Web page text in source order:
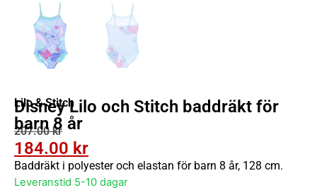
Lilo & Stitch
Disney Lilo och Stitch baddräkt för
barn 8 år
207.00kr
184.00 kr
Baddräkt i polyester och elastan för barn 8 år, 128 cm.
Leveranstid 5-10 dagar